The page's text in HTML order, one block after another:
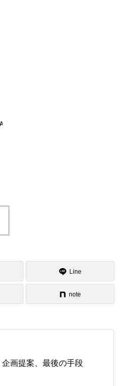
代表者メッセージ
COMPANY
ご注文方法
Line
note
企画提案、最後の手段